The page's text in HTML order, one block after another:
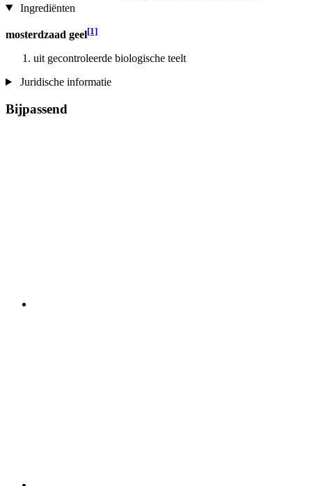
Ingrediënten
mosterdzaad geel[1]
uit gecontroleerde biologische teelt
Juridische informatie
Bijpassend